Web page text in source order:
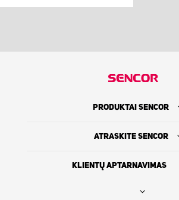
PRODUKTAI SENCOR
ATRASKITE SENCOR
KLIENTŲ APTARNAVIMAS